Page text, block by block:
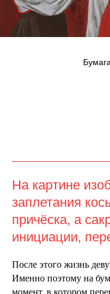
На картине
заплетания
причёска, а
инициации,
После этого жизнь
Именно поэтому на